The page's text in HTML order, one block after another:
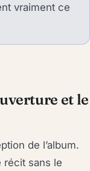
vraiment ce
et le
de l’album.
récit sans le